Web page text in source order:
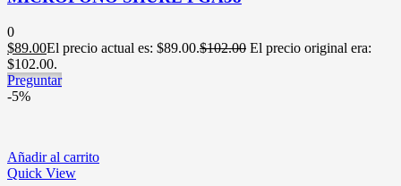
0
$89.00El precio actual es: $89.00.$102.00 El precio original era:
$102.00.
Preguntar
-5%
Añadir al carrito
Quick View